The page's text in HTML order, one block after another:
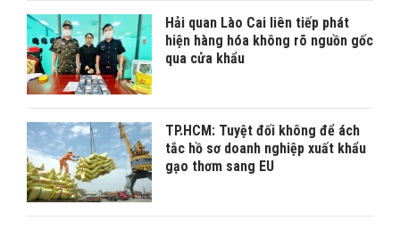
Hải quan Lào Cai liên tiếp phát
hiện hàng hóa không rõ nguồn gốc
qua cửa khẩu
TP.HCM: Tuyệt đối không để ách
tắc hồ sơ doanh nghiệp xuất khẩu
gạo thơm sang EU